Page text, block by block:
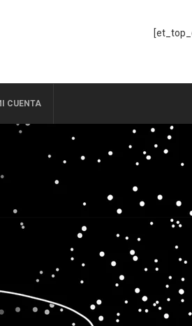
CUENTA